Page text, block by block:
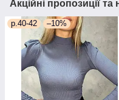
Акційні пропозиції та
р.40-42 –10%